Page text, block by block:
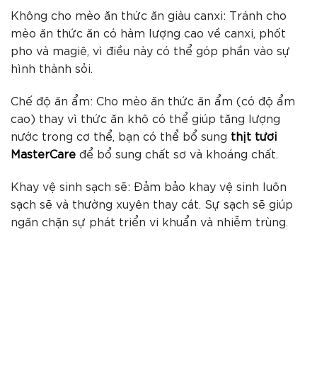
Không cho mèo ăn thức ăn giàu canxi: Tránh cho
mèo ăn thức ăn có hàm lượng cao về canxi, phốt
pho và magiê, vì điều này có thể góp phần vào sự
hình thành sỏi.
Chế độ ăn ẩm: Cho mèo ăn thức ăn ẩm (có độ ẩm
cao) thay vì thức ăn khô có thể giúp tăng lượng
nước trong cơ thể, bạn có thể bổ sung thịt tươi
MasterCare để bổ sung chất sơ và khoáng chất.
Khay vệ sinh sạch sẽ: Đảm bảo khay vệ sinh luôn
sạch sẽ và thường xuyên thay cát. Sự sạch sẽ giúp
ngăn chặn sự phát triển vi khuẩn và nhiễm trùng.